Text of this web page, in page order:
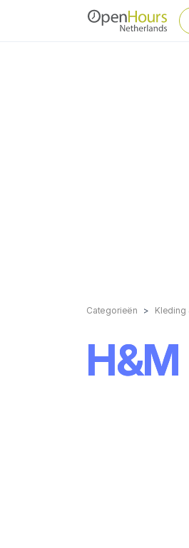
Categorieën Kleding